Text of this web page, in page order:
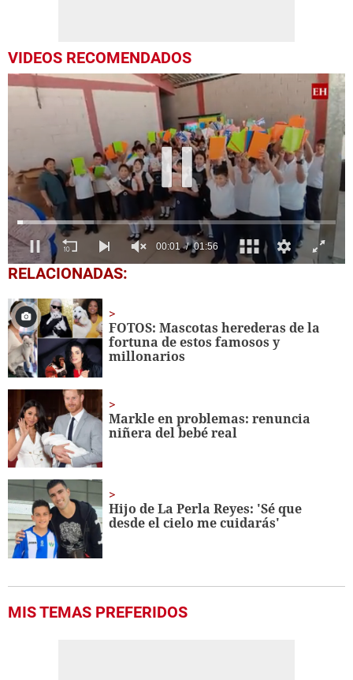
VIDEOS RECOMENDADOS
0
seconds
1
minute,
56
seconds
RELACIONADAS:
FOTOS: Mascotas herederas de la
fortuna de estos famosos y
millonarios
Markle en problemas: renuncia
niñera del bebé real
Hijo de La Perla Reyes: 'Sé que
desde el cielo me cuidarás'
MIS TEMAS PREFERIDOS